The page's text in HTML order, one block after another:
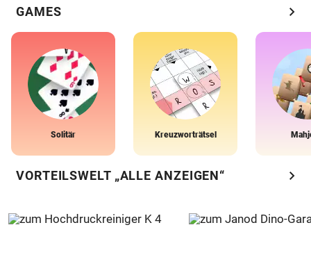
GAMES chevron_right
Solitär Kreuzworträtsel
VORTEILSWELT „ALLE ANZEIGEN“ chevron_right